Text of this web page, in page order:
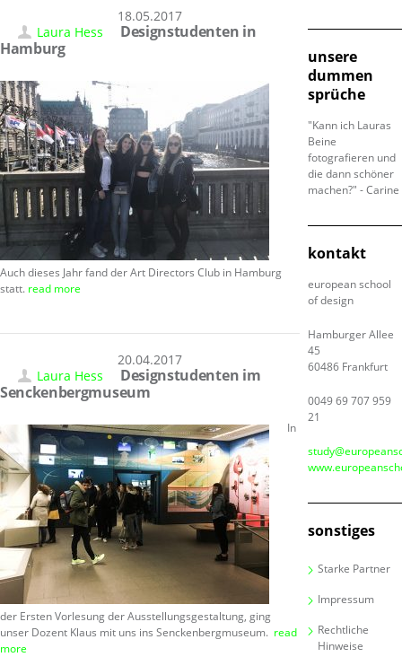
18.05.2017
Laura Hess
Designstudenten in
Hamburg
Auch dieses Jahr fand der Art Directors Club in Hamburg
statt. read more
20.04.2017
Laura Hess
Designstudenten im
Senckenbergmuseum
In
der Ersten Vorlesung der Ausstellungsgestaltung, ging
unser Dozent Klaus mit uns ins Senckenbergmuseum. read
more
unsere
dummen
sprüche
"Kann ich Lauras
Beine
fotografieren und
die dann schöner
machen?" - Carine
kontakt
european school
of design
Hamburger Allee
45
60486 Frankfurt
0049 69 707 959
21
sonstiges
Starke Partner
Impressum
Rechtliche
Hinweise